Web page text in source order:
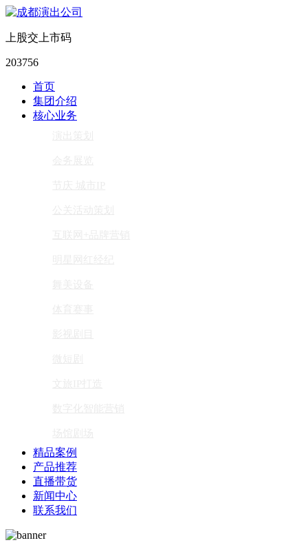
上股交上市码
203756
首页
集团介绍
核心业务
精品案例
产品推荐
直播带货
新闻中心
联系我们